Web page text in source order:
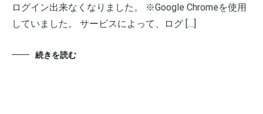
ログイン出来なくなりました。 ※Google Chromeを使用
していました。 サービスによって、ログ […]
続きを読む